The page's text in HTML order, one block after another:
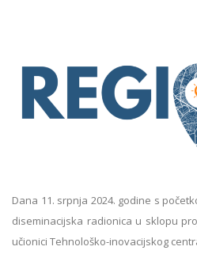
Dana 11. srpnja 2024. godine s
diseminacijska radionica u sklopu
učionici Tehnološko-inovacijskog